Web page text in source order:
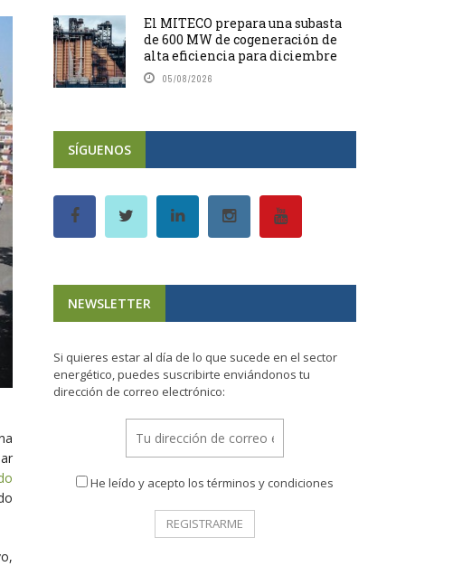
El MITECO prepara una subasta
de 600 MW de cogeneración de
alta eficiencia para diciembre
05/08/2026
SÍGUENOS
NEWSLETTER
Si quieres estar al día de lo que sucede en el sector
energético, puedes suscribirte enviándonos tu
dirección de correo electrónico:
He leído y acepto los términos y condiciones